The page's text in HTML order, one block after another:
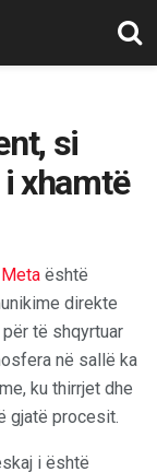
si
xhamtë
është
direkte
të shqyrtuar
në sallë ka
ku thirrjet dhe
gjatë procesit.
i është